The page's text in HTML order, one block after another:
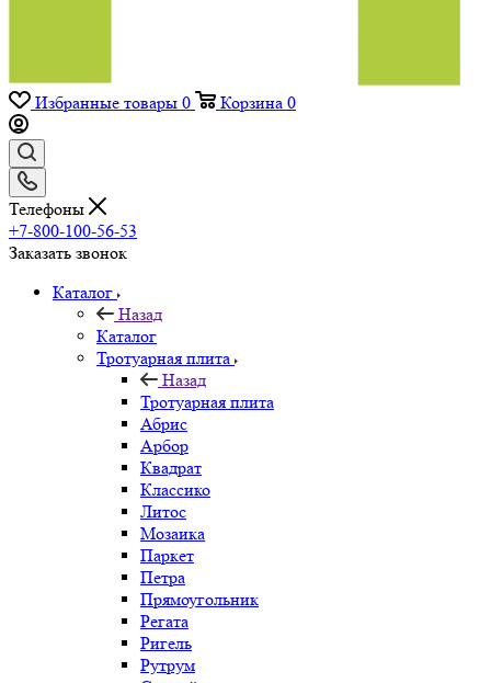
Избранные товары 0 Корзина 0
Телефоны
+7-800-100-56-53
Заказать звонок
Каталог
Назад
Каталог
Тротуарная плита
Назад
Тротуарная плита
Абрис
Арбор
Квадрат
Классико
Литос
Мозаика
Паркет
Петра
Прямоугольник
Регата
Ригель
Рутрум